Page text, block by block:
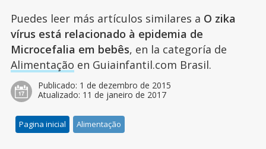
Puedes leer más artículos similares a O zika
vírus está relacionado à epidemia de
Microcefalia em bebês, en la categoría de
Alimentação en Guiainfantil.com Brasil.
Publicado: 1 de dezembro de 2015
Atualizado: 11 de janeiro de 2017
Pagina inicial Alimentação